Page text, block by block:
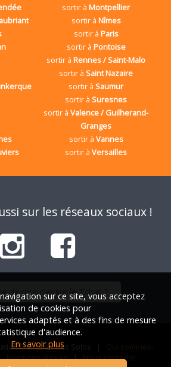
sortir àMontpellier
sortir à Nîmes
sortir à Paris
sortir à Pontoise
sortir àRennes / Saint-Malo
sortir àSaint Nazaire
sortir àSaumur
sortir àSuresnes
sortir àValence / Guilherand-
Granges
sortir à Vannes
sortir àVersailles
sur les réseaux sociaux !
de discuter sur le Tchat ?
Française des Solos | Qui sommes-
Mentions légales|Nous contacter
sur ce site, vous acceptez
de cookies pour
adaptés et à des fins de mesure
d'audience.
En savoir plus